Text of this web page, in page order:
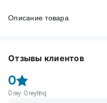
Описание товара
для обеспечения вашей
которые помогают
рта вашей кошки.
Отзывы клиентов
0
0rəy ·0reytinq